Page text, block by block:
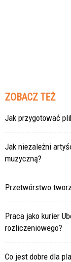
ZOBACZ TEŻ
Jak przygotować
Jak niezależni
muzyczną?
Przetwórstwo
Praca jako kurier
rozliczeniowego?
Co jest dobre dla